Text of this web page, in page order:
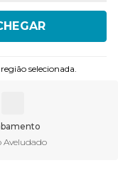
selecionada.
Aveludado